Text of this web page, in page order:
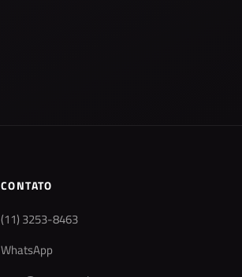
CONTATO
(11) 3253-8463
WhatsApp